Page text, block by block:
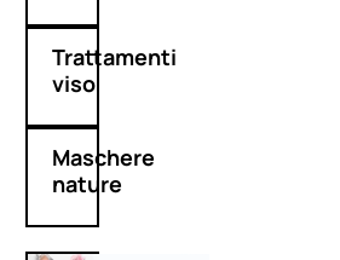
Trattamenti
viso
Maschere
nature